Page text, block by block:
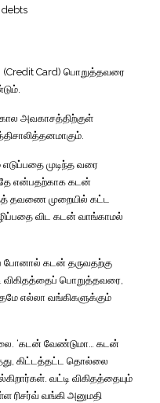
(Credit Card) பொறுத்தவரை
கால அவகாசத்திற்குள்
எடுப்பதை முடிந்த வரை
என்பதற்காக கடன்
தவணை முறையில் கட்ட
விட கடன் வாங்காமல்
போனால் கடன் தருவதற்கு
விகிதத்தைப் பொறுத்தவரை
எல்லா வங்கிகளுக்கும்
‘கடன் வேண்டுமா
கடன்
கிட்டத்தட்ட
தொல்லை
வட்டி விகிதத்தையும்
ரிசர்வ் வங்கி அனுமதி